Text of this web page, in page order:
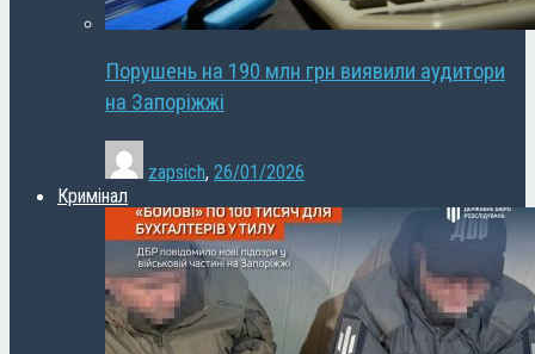
Порушень на 190 млн грн виявили аудитори
на Запоріжжі
zapsich, 26/01/2026
Кримінал